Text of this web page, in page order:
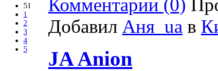
51
1
2
3
4
5
Комментарии (0)
Добавил Аня_ua в
JA Anion